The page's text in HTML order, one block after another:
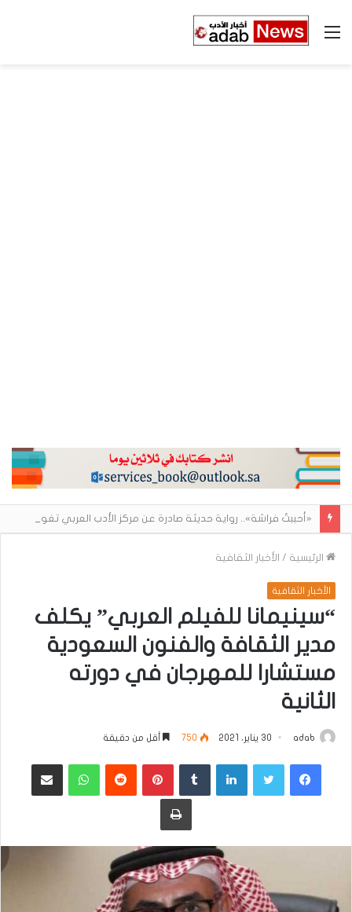
القائمة
الرئيسية / الأخبار الثقافية
الأخبار الثقافية
“سينيمانا للفيلم العربي” يكلف
مدير الثقافة والفنون السعودية
مستشارا للمهرجان في دورته
الثانية
adab 30 يناير، 2021 750 أقل من دقيقة
فيسبوكتويتر لينكدإن ‏Tumblr بينتيريست
‏Reddit واتساب مشاركة عبر البريد
طباعة